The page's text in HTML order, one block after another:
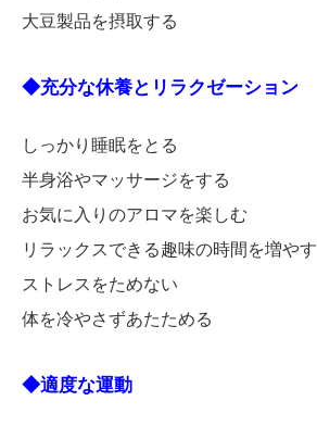
大豆製品を摂取する
◆充分な休養とリラクゼーション
しっかり睡眠をとる
半身浴やマッサージをする
お気に入りのアロマを楽しむ
リラックスできる趣味の時間を増やす
ストレスをためない
体を冷やさずあたためる
◆適度な運動